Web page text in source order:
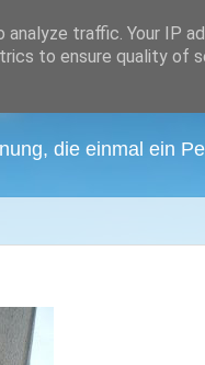
die einmal ein
traffic. Your IP
to ensure quality of